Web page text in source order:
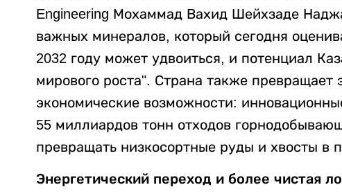
Engineering Мохаммад Вахид Шейхзаде
важных минералов, который сегодня
2032 году может удвоиться, и потенциал
мирового роста". Страна также превращает
экономические возможности:
55 миллиардов тонн отходов
превращать низкосортные руды и хвосты в
Энергетический переход и более чистая